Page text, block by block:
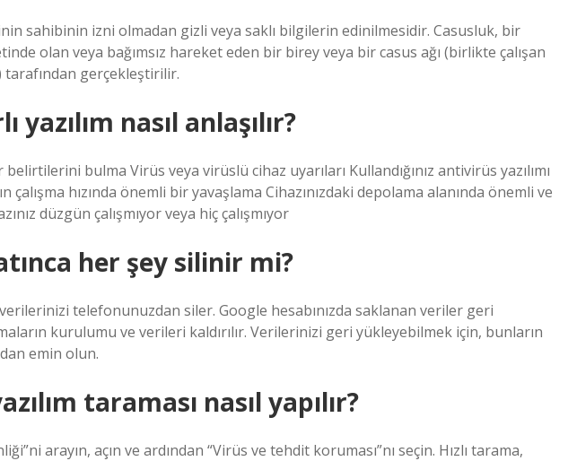
sahibinin izni olmadan gizli veya saklı bilgilerin edinilmesidir. Casusluk, bir
olan veya bağımsız hareket eden bir birey veya bir casus ağı (birlikte çalışan
gerçekleştirilir.
yazılım nasıl anlaşılır?
belirtilerini bulma Virüs veya virüslü cihaz uyarıları Kullandığınız antivirüs yazılımı
çalışma hızında önemli bir yavaşlama Cihazınızdaki depolama alanında önemli ve
düzgün çalışmıyor veya hiç çalışmıyor
her şey silinir mi?
verilerinizi telefonunuzdan siler. Google hesabınızda saklanan veriler geri
kurulumu ve verileri kaldırılır. Verilerinizi geri yükleyebilmek için, bunların
emin olun.
taraması nasıl yapılır?
arayın, açın ve ardından “Virüs ve tehdit koruması”nı seçin. Hızlı tarama,